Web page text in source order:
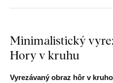
Minimalistický
Hory v kruhu
Vyrezávaný obraz hôr v